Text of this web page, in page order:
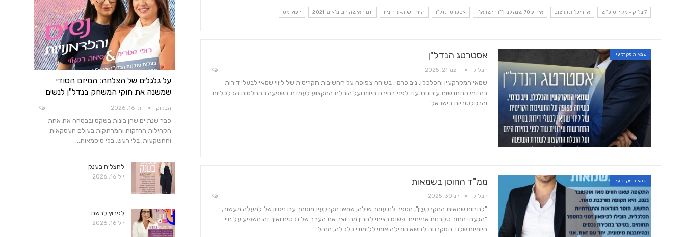
7 בלוק - מגזין סופ"ש אדריכלות ועיצוב אירוע 70 שנה לנדל"ן הישראלי אספרסו נדל"ן התחדשות-עירונית יום האישה הבינלאומי 2021 ייעוץ מס
שמאות מקרקעין אסטרטג הנדל"ן
הבלוק דצמ 21, 2025
שמאי המקרקעין והכלכלן, ניב כרמי, בשיחה צפופה על החשיבות הקריטית של ליווי שמאי לבעלי דירות
במיזמי התחדשות עירונית עוד לפני בחירת היזם ועל הובלת המקצוע לעמדת השפעה בהחלטות הכלכליות
והרגולטוריות בישראל.
שמאות מקרקעין ממ"ד החוסן בשמאות
הבלוק יונ 30, 2025
"לתחום שמאות המקרקעין", מספר לנו עומר שילה, שמאי מקרקעין מוסמך עם ניסיון של למעלה מעשור,
"הגעתי מתוך סקרנות אמיתית. פשוט רציתי להבין מה יוצר את הערך של נכסים ואיך זה משפיע על חיי
היומיום שלנו. הסקרנות לנושא הובילה אותי ללימודי כלכלה, מנהל…
על גלגלים של הצלחה: המיזם הסודי
שמשנה את חוקי המשחק בנדל"ן לנשים
הבלוק יול 16, 2026
כבר שנתיים שהן בונות בשקט ובבטחה את אחת
הקהילות החזקות והמרתקות בעולם העסקאות
וההשקעות. בלי רעש, בלי סיסמאות…
להצליח בענק
יול 16, 2026
לפרוץ לרשת
יול 16, 2026